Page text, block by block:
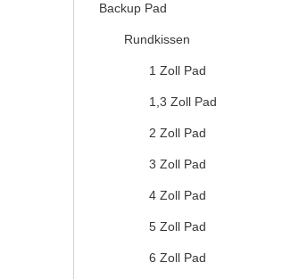
Backup Pad
Rundkissen
1 Zoll Pad
1,3 Zoll Pad
2 Zoll Pad
3 Zoll Pad
4 Zoll Pad
5 Zoll Pad
6 Zoll Pad